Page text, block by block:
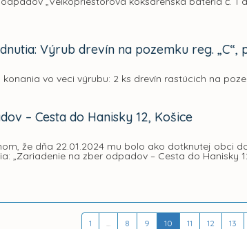
Výrub drevín na pozemku reg. „C“,
vo veci výrubu: 2 ks drevín rastúcich na
– Cesta do Hanisky 12, Košice
že dňa 22.01.2024 mu bolo ako dotknutej obci
„Zariadenie na zber odpadov – Cesta do Hanisky
1 ... 8 9 10 11 12 13